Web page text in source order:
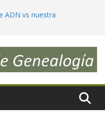
ADN vs nuestra
apellidos para que
genética?
trazables y significativos